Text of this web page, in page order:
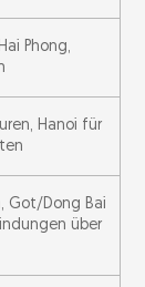
Phong,
Hanoi für
Got/Dong Bai
über